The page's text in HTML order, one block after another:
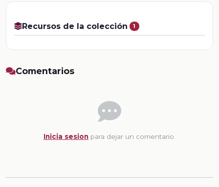
Recursos de la colección 1
Comentarios
Inicia sesion para dejar un comentario.